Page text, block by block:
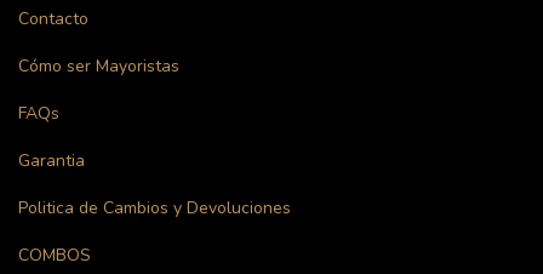
Contacto
Cómo ser Mayoristas
FAQs
Garantia
Politica de Cambios y Devoluciones
COMBOS